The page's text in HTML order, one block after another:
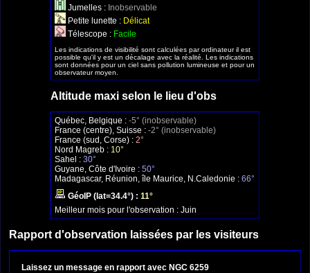
Jumelles : Inobservable
Petite lunette : Délicat
Télescope : Facile
Les indications de visibilité sont calculées par ordinateur il est
possible qu'il y est un décalage avec la réalité. Les indications
sont données pour un ciel sans pollution lumineuse et pour un
observateur moyen.
Altitude maxi selon le lieu d'obs
Québec, Belgique : -5° (inobservable)
France (centre), Suisse : -2° (inobservable)
France (sud, Corse) : 2°
Nord Magreb : 10°
Sahel : 30°
Guyane, Côte d'Ivoire : 50°
Madagascar, Réunion, île Maurice, N.Caledonie : 66°
GéoIP (lat=34.4°) : 11°
Meilleur mois pour l'observation : Juin
Rapport d'observation laissées par les visiteurs
Laissez un message en rapport avec NGC 6259